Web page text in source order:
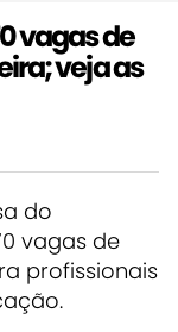
vagas de
veja as
do
vagas de
profissionais